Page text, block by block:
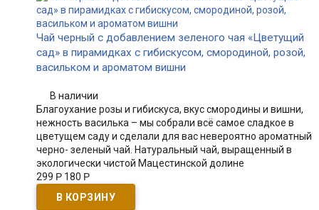
Чай черный с добавлением зеленого чая «Цветущий
сад» в пирамидках с гибискусом, смородиной, розой,
васильком и ароматом вишни
В наличии
Благоухание розы и гибискуса, вкус смородины и вишни,
нежность василька – мы собрали всё самое сладкое в
цветущем саду и сделали для вас невероятно ароматный
черно- зеленый чай. Натуральный чай, выращенный в
экологически чистой Мацестинской долине
299 Р 180 Р